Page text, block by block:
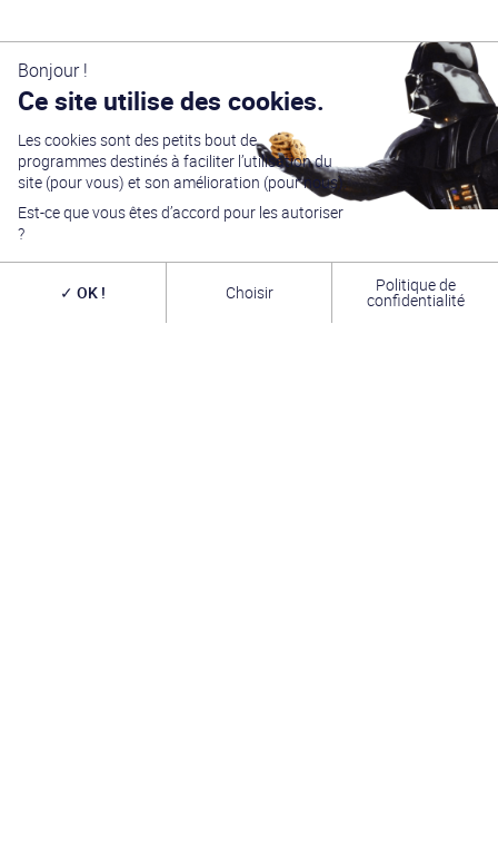
chaque annéeplus de 10 000 visiteurs sur un week
(autour du 4 mai – May the Four-th…)
dans une ambiance familiale grâce à notre
entrée
changer de galaxie,
rencontrer les
de la saga, des
Bonjour !
Ce site utilise des cookies.
Les cookies sont des petits bout de
programmes destinés à faciliter l’utilisation du
site (pour vous) et son amélioration (pour nous).
Est-ce que vous êtes d’accord pour les autoriser
?
OK ! Choisir Politique de
confidentialité